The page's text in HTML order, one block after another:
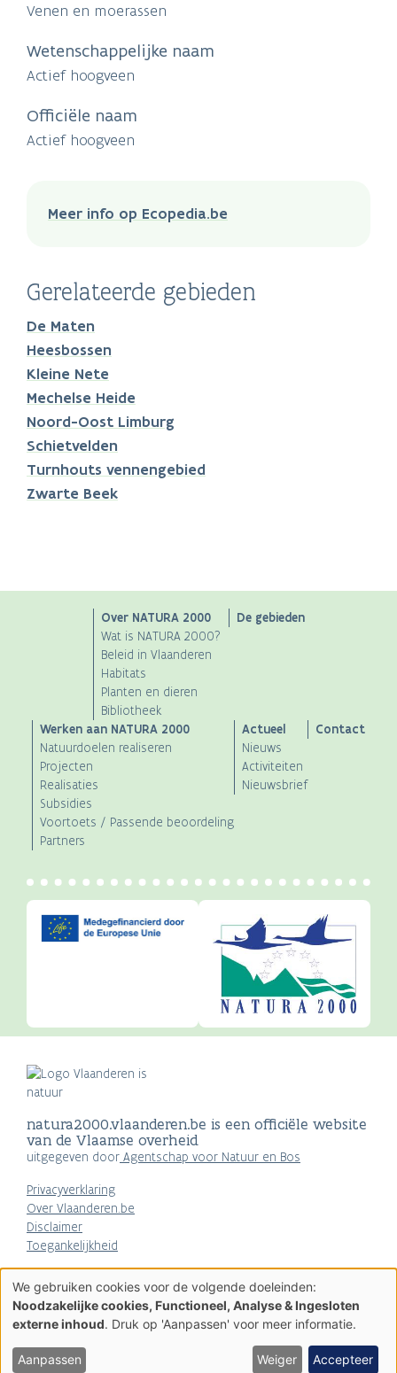
Venen en moerassen
Wetenschappelijke naam
Actief hoogveen
Officiële naam
Actief hoogveen
Meer info op Ecopedia.be
Gerelateerde gebieden
De Maten
Heesbossen
Kleine Nete
Mechelse Heide
Noord-Oost Limburg
Schietvelden
Turnhouts vennengebied
Zwarte Beek
navigation
Over NATURA 2000
Wat is NATURA 2000?
Beleid in Vlaanderen
Habitats
Planten en dieren
Bibliotheek
De gebieden
Werken aan NATURA 2000
Natuurdoelen realiseren
Projecten
Realisaties
Subsidies
Voortoets / Passende beoordeling
Partners
Actueel
Nieuws
Activiteiten
Nieuwsbrief
Contact
natura2000.vlaanderen.be is een officiële website
van de Vlaamse overheid
uitgegeven door Agentschap voor Natuur en Bos
Privacyverklaring
Over Vlaanderen.be
Disclaimer
Toegankelijkheid
AGENTSCHAP
NATUUR & BOS
Gebruik
van
persoonsgegevens
cookies
We gebruiken cookies voor de volgende doeleinden:
Noodzakelijke cookies, Functioneel, Analyse & Ingesloten
externe inhoud. Druk op 'Aanpassen' voor meer informatie.
Aanpassen Weiger Accepteer